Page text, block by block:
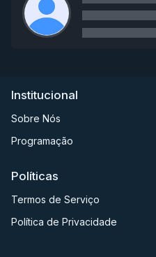
Institucional
Sobre Nós
Programação
Políticas
Termos de Serviço
Política de Privacidade